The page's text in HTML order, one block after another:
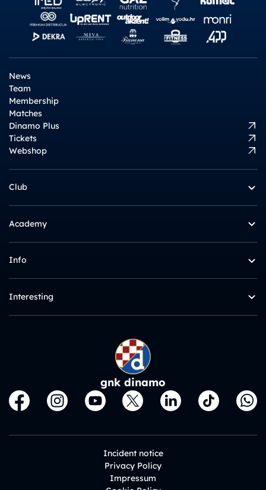
News
Team
Membership
Matches
Dinamo Plus
Tickets
Webshop
Club
Academy
Info
Interesting
gnk dinamo
Incident notice
Privacy Policy
Impressum